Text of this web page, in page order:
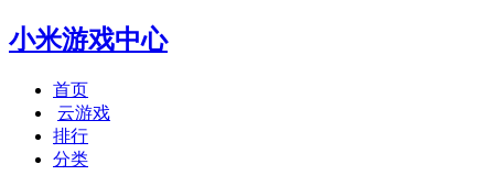
小米游戏中心
首页
云游戏
排行
分类